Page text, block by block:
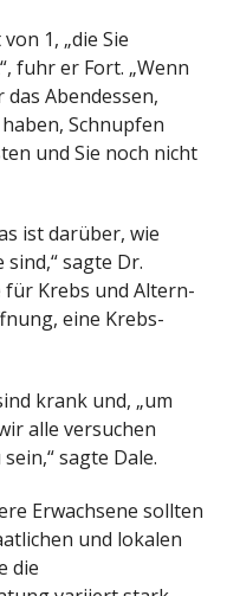
1, „die Sie
fuhr er Fort. „Wenn
Abendessen,
Schnupfen
und Sie noch nicht
ist darüber, wie
sind,“ sagte Dr.
Krebs und Altern-
eine Krebs-
krank und, „um
alle versuchen
sagte Dale.
Erwachsene sollten
und lokalen
die